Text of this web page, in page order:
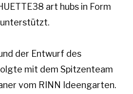
art hubs in Form
unterstützt.
der Entwurf des
mit dem Spitzenteam
vom RINN Ideengarten.